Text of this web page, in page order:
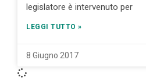
legislatore è intervenuto per
LEGGI TUTTO »
8 Giugno 2017